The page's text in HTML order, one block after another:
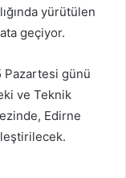
yürütülen
geçiyor.
Pazartesi günü
ve Teknik
Edirne